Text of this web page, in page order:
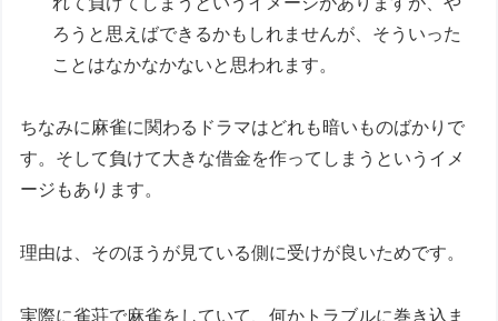
ろうと思えばできるかもしれませんが、そういった
ことはなかなかないと思われます。
ちなみに麻雀に関わるドラマはどれも暗いものばかりで
す。そして負けて大きな借金を作ってしまうというイメ
ージもあります。
理由は、そのほうが見ている側に受けが良いためです。
実際に雀荘で麻雀をしていて、何かトラブルに巻き込ま